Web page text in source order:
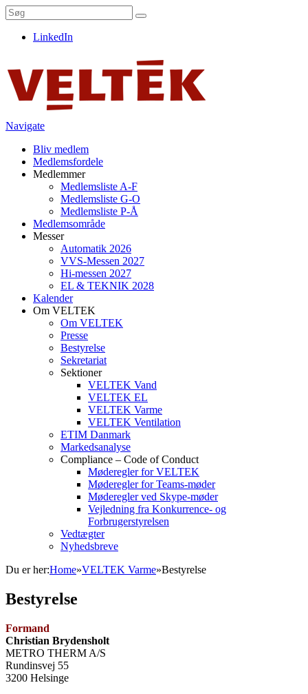
LinkedIn
Navigate
Bliv medlem
Medlemsfordele
Medlemmer
Medlemsliste A-F
Medlemsliste G-O
Medlemsliste P-Å
Medlemsområde
Messer
Automatik 2026
VVS-Messen 2027
Hi-messen 2027
EL & TEKNIK 2028
Kalender
Om VELTEK
Om VELTEK
Presse
Bestyrelse
Sekretariat
Sektioner
VELTEK Vand
VELTEK EL
VELTEK Varme
VELTEK Ventilation
ETIM Danmark
Markedsanalyse
Compliance – Code of Conduct
Møderegler for VELTEK
Møderegler for Teams-møder
Møderegler ved Skype-møder
Vejledning fra Konkurrence- og
Forbrugerstyrelsen
Vedtægter
Nyhedsbreve
Du er her:Home»VELTEK Varme»Bestyrelse
Bestyrelse
Formand
Christian Brydensholt
METRO THERM A/S
Rundinsvej 55
3200 Helsinge